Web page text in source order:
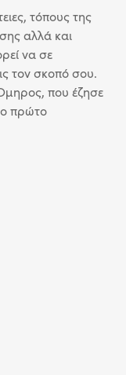
τόπους της
αλλά και
να σε
τον σκοπό σου.
που έζησε
πρώτο